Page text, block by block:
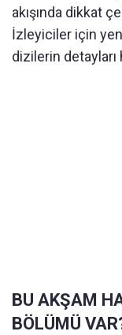
akışında dikkat
İzleyiciler için
dizilerin
BU AKŞAM
BÖLÜMÜ